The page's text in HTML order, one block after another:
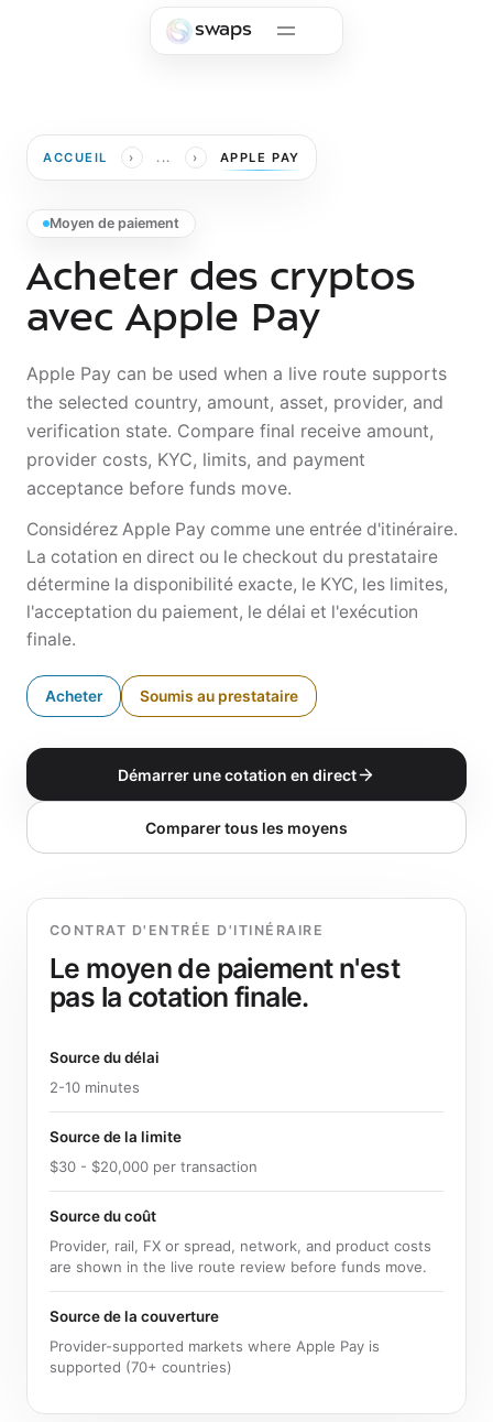
swaps
ACCUEIL › ... › APPLE PAY
Moyen de paiement
Acheter des cryptos
avec Apple Pay
Apple Pay can be used when a live route supports
the selected country, amount, asset, provider, and
verification state. Compare final receive amount,
provider costs, KYC, limits, and payment
acceptance before funds move.
Considérez Apple Pay comme une entrée d'itinéraire.
La cotation en direct ou le checkout du prestataire
détermine la disponibilité exacte, le KYC, les limites,
l'acceptation du paiement, le délai et l'exécution
finale.
Acheter Soumis au prestataire
Démarrer une cotation en direct
Comparer tous les moyens
CONTRAT D'ENTRÉE D'ITINÉRAIRE
Le moyen de paiement n'est
pas la cotation finale.
Source du délai
2-10 minutes
Source de la limite
$30 - $20,000 per transaction
Source du coût
Provider, rail, FX or spread, network, and product costs
are shown in the live route review before funds move.
Source de la couverture
Provider-supported markets where Apple Pay is
supported (70+ countries)